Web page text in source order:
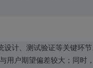
计、测试验证等关键环节
用户期望偏差较大；同时，